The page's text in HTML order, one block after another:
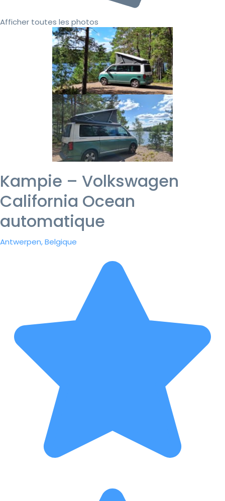
Afficher toutes les photos
Kampie – Volkswagen
California Ocean
automatique
Antwerpen, Belgique